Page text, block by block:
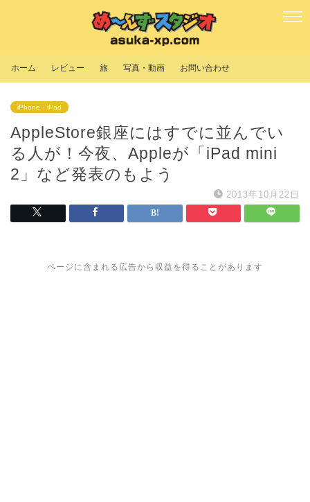
ホーム レビュー 旅 写真・動画 お問い合わせ
iPhone・iPad
AppleStore銀座にはすでに並んでい
る人が！今夜、Appleが「iPad mini
2」など発表のもよう
2013年10月22日
ページに含まれる広告から収益を得ることがあります